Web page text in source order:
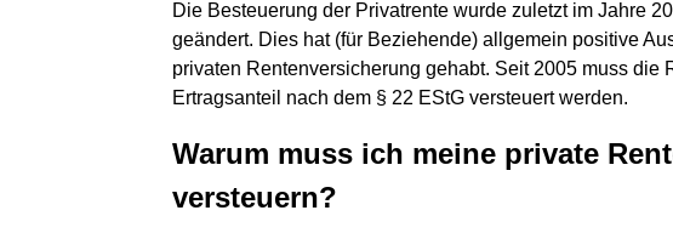
Die Besteuerung der Privatrente wurde zuletzt im Jahre
geändert. Dies hat (für Beziehende) allgemein positive
privaten Rentenversicherung gehabt. Seit 2005 muss die
Ertragsanteil nach dem § 22 EStG versteuert werden.
Warum muss ich meine private
versteuern?